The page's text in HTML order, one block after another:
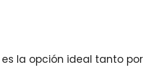
la opción ideal tanto